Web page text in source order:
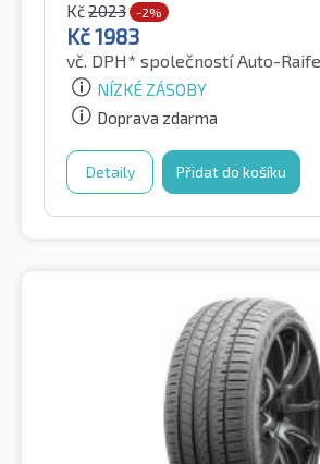
Kč2023 -2%
Kč1983
vč. DPH* společností Auto-
NÍZKÉ ZÁSOBY
Doprava zdarma
Detaily Přidat do košíku